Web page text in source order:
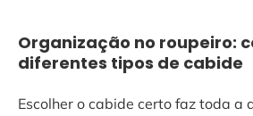
Organização no roupeiro:
diferentes tipos de cabide
Escolher o cabide certo faz toda a